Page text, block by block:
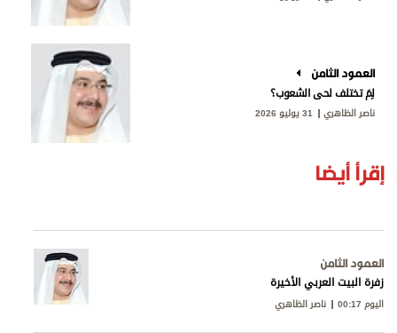
العمود الثامن
لِمَ تختلف لحى الشعوب؟
ناصر الظاهري 31 يوليو 2026
إقرأ أيضا
العمود الثامن
زفرة البيت العربي الأخيرة
اليوم 00:17 ناصر الظاهري